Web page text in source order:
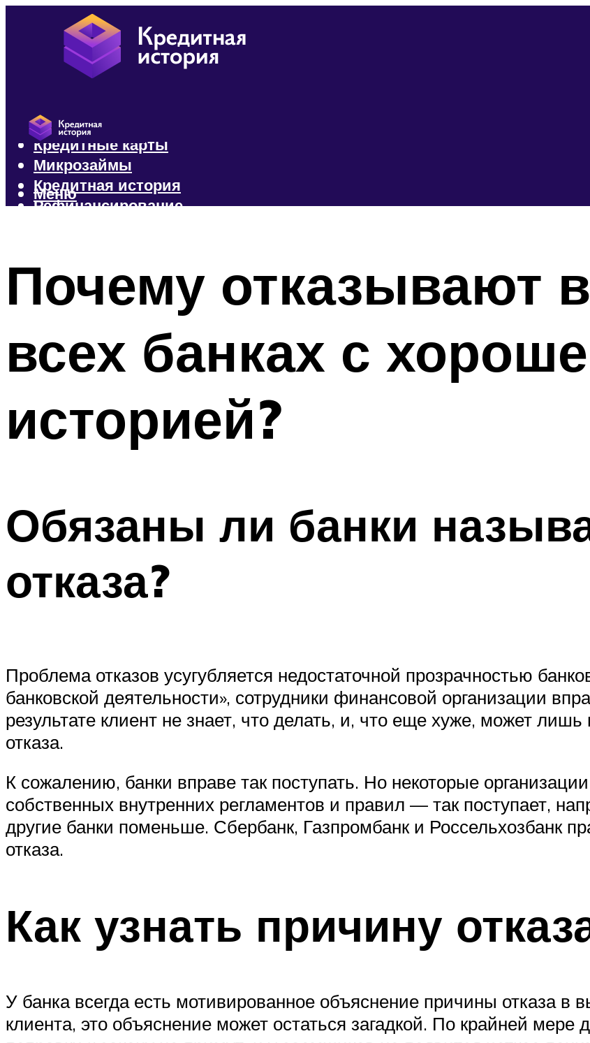
Кредиты
Кредитные карты
Микрозаймы
Кредитная история
Рефинансирование
Меню
Почему отказывают
всех банках с
историей?
Обязаны ли банки
отказа?
Проблема отказов усугубляется недостаточной прозрачностью
банковской деятельности», сотрудники финансовой организации
результате клиент не знает, что делать, и, что еще хуже, может
отказа.
К сожалению, банки вправе так поступать. Но некоторые
собственных внутренних регламентов и правил — так поступает,
другие банки поменьше. Сбербанк, Газпромбанк и Россельхозбанк
отказа.
Как узнать причину
У банка всегда есть мотивированное объяснение причины отказа в
клиента, это объяснение может остаться загадкой. По крайней мере